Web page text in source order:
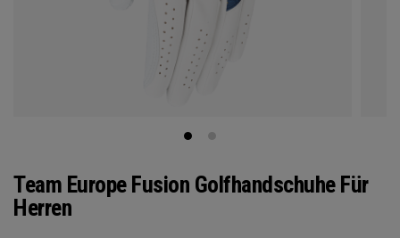
Team Europe Fusion Golfhandschuhe Für
Herren